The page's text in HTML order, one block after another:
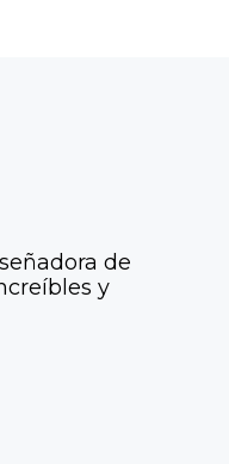
de
y